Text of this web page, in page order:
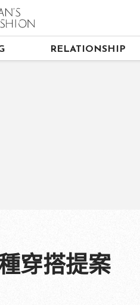
RELATIONSHIP
穿搭提案